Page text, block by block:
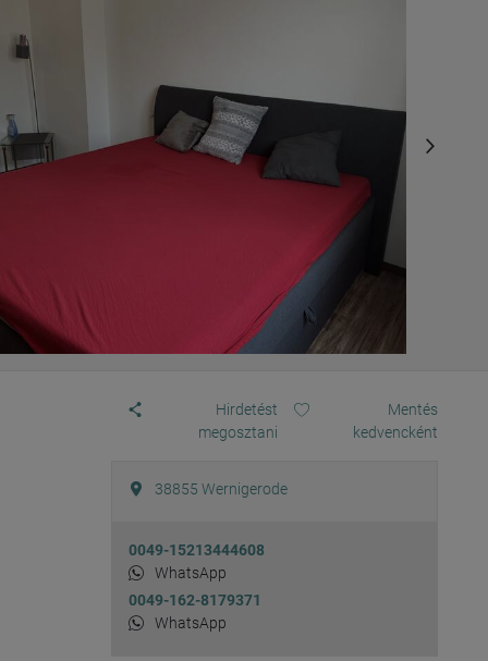
Hirdetést
megosztani
Mentés
kedvencként
38855 Wernigerode
0049-15213444608
WhatsApp
0049-162-8179371
WhatsApp